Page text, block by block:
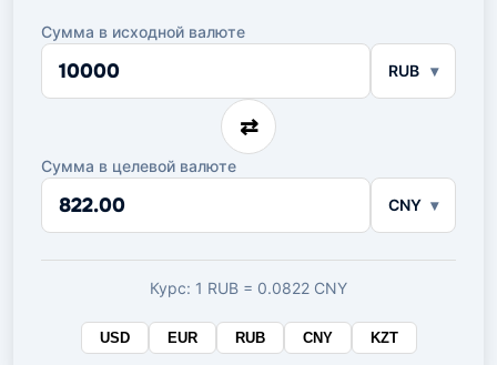
Сумма в исходной валюте
Сумма
исходной
RUB
⇄
Сумма в целевой валюте
Сумма
целевой
валюте
CNY
Курс: 1 RUB = 0.0822 CNY
USD EUR RUB CNY KZT